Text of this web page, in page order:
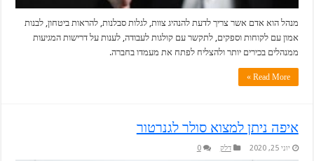
מנהל הוא אדם אשר צריך לדעת להנהיג צוות, לגלות סבלנות, להראות ביטחון, לבנות
אמון עם לקוחות וספקים, לתקשר עם קולגות לעבודה, לענות על דרישות המגיעות
ממנהלים בכירים יותר ולהצליח לפתח את מעמדו בחברה.
Read More »
איפה ניתן למצוא סולר לגנרטור
יוני 25, 2020 דלק 0